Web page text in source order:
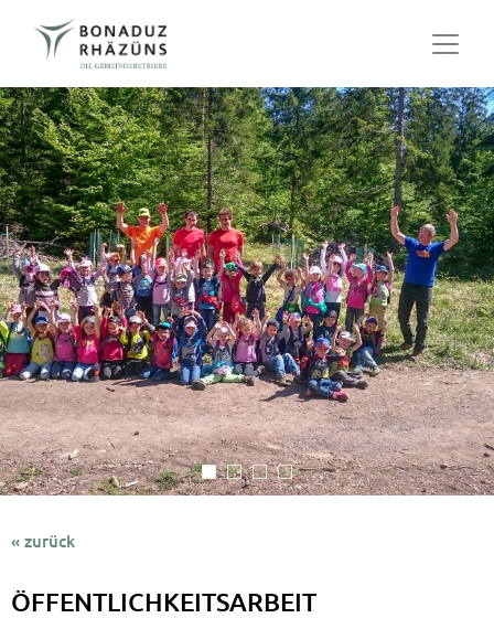
« zurück
ÖFFENTLICH­KEITS­ARBEIT